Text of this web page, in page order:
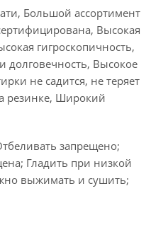
Большой ассортимент
Высокая
гигроскопичность,
долговечность, Высокое
не садится, не теряет
резинке, Широкий
запрещено;
Гладить при низкой
выжимать и сушить;